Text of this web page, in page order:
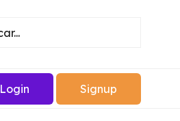
Login Signup